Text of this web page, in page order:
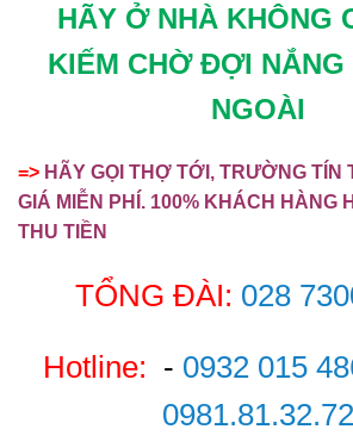
HÃY Ở NHÀ KHÔNG
KIẾM CHỜ ĐỢI
NGOÀI
=> HÃY GỌI THỢ TỚI, TRƯỜNG TÍN
GIÁ MIỄN PHÍ. 100% KHÁCH HÀNG
THU TIỀN
TỔNG ĐÀI: 028
Hotline: - 0932 015
0981.81.32.72